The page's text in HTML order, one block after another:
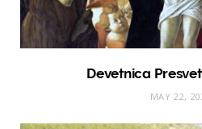
Devetnica
MAY 22,